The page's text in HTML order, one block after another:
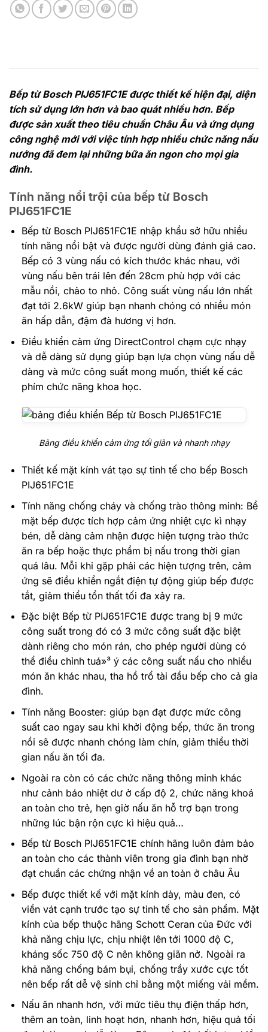
Bếp từ Bosch PIJ651FC1E được thiết kế hiện đại, diện
tích sử dụng lớn hơn và bao quát nhiều hơn. Bếp
được sản xuất theo tiêu chuẩn Châu Âu và ứng dụng
công nghệ mới với việc tính hợp nhiều chức năng nấu
nướng đã đem lại những bữa ăn ngon cho mọi gia
đình.
Tính năng nổi trội của bếp từ Bosch
PIJ651FC1E
Bếp từ Bosch PIJ651FC1E nhập khẩu sở hữu nhiều
tính năng nổi bật và được người dùng đánh giá cao.
Bếp có 3 vùng nấu có kích thước khác nhau, với
vùng nấu bên trái lên đến 28cm phù hợp với các
mẫu nồi, chảo to nhỏ. Công suất vùng nấu lớn nhất
đạt tới 2.6kW giúp bạn nhanh chóng có nhiều món
ăn hấp dẫn, đậm đà hương vị hơn.
Điều khiển cảm ứng DirectControl chạm cực nhạy
và dễ dàng sử dụng giúp bạn lựa chọn vùng nấu dễ
dàng và mức công suất mong muốn, thiết kế các
phím chức năng khoa học.
Bảng điều khiển cảm ứng tối giản và nhanh nhạy
Thiết kế mặt kính vát tạo sự tinh tế cho bếp Bosch
PIJ651FC1E
Tính năng chống cháy và chống trào thông minh: Bề
mặt bếp được tích hợp cảm ứng nhiệt cực kì nhạy
bén, dễ dàng cảm nhận được hiện tượng trào thức
ăn ra bếp hoặc thực phẩm bị nấu trong thời gian
quá lâu. Mỗi khi gặp phải các hiện tượng trên, cảm
ứng sẽ điều khiển ngắt điện tự động giúp bếp được
tắt, giảm thiểu tổn thất tối đa xảy ra.
Đặc biệt Bếp từ PIJ651FC1E được trang bị 9 mức
công suất trong đó có 3 mức công suất đặc biệt
dành riêng cho món rán, cho phép người dùng có
thể điều chỉnh tuá»³ ý các công suất nấu cho nhiều
món ăn khác nhau, tha hồ trổ tài đầu bếp cho cả gia
đình.
Tính năng Booster: giúp bạn đạt được mức công
suất cao ngay sau khi khởi động bếp, thức ăn trong
nồi sẽ được nhanh chóng làm chín, giảm thiểu thời
gian nấu ăn tối đa.
Ngoài ra còn có các chức năng thông minh khác
như cảnh báo nhiệt dư ở cấp độ 2, chức năng khoá
an toàn cho trẻ, hẹn giờ nấu ăn hỗ trợ bạn trong
những lúc bận rộn cực kì hiệu quả…
Bếp từ Bosch PIJ651FC1E chính hãng luôn đảm bảo
an toàn cho các thành viên trong gia đình bạn nhờ
đạt chuẩn các chứng nhận về an toàn ở châu Âu
Bếp được thiết kế với mặt kính dày, màu đen, có
viền vát cạnh trước tạo sự tinh tế cho sản phẩm. Mặt
kính của bếp thuộc hãng Schott Ceran của Đức với
khả năng chịu lực, chịu nhiệt lên tới 1000 độ C,
kháng sốc 750 độ C nên không giãn nở. Ngoài ra
khả năng chống bám bụi, chống trầy xước cực tốt
nên bếp rất dễ vệ sinh chỉ bằng một miếng vải mềm.
Nấu ăn nhanh hơn, với mức tiêu thụ điện thấp hơn,
thêm an toàn, linh hoạt hơn, nhanh hơn, hiệu quả tối